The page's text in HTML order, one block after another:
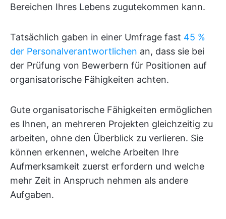
Bereichen Ihres Lebens zugutekommen kann.
Tatsächlich gaben in einer Umfrage fast 45 %
der Personalverantwortlichen an, dass sie bei
der Prüfung von Bewerbern für Positionen auf
organisatorische Fähigkeiten achten.
Gute organisatorische Fähigkeiten ermöglichen
es Ihnen, an mehreren Projekten gleichzeitig zu
arbeiten, ohne den Überblick zu verlieren. Sie
können erkennen, welche Arbeiten Ihre
Aufmerksamkeit zuerst erfordern und welche
mehr Zeit in Anspruch nehmen als andere
Aufgaben.